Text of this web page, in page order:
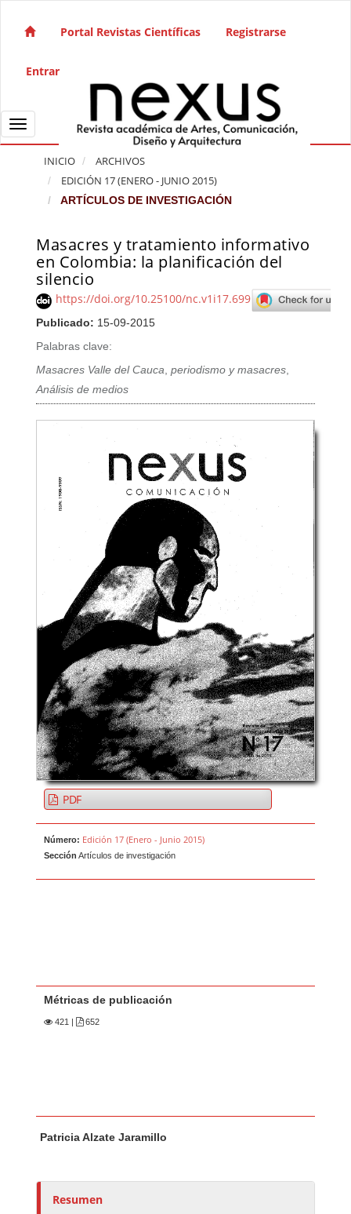
Navegación principal
Barra lateral
Portal Revistas Científicas Registrarse
Entrar
Toggle navigation
INICIO
ARCHIVOS
EDICIÓN 17 (ENERO - JUNIO 2015)
ARTÍCULOS DE INVESTIGACIÓN
Masacres y tratamiento informativo
en Colombia: la planificación del
silencio
https://doi.org/10.25100/nc.v1i17.699
Publicado: 15-09-2015
Palabras clave:
Masacres Valle del Cauca,periodismo y masacres,
Análisis de medios
Barra lateral del artículo
PDF
Número: Edición 17 (Enero - Junio 2015)
Sección Artículos de investigación
Métricas de publicación
421 | 652
u
o
Patricia Alzate Jaramillo
Resumen